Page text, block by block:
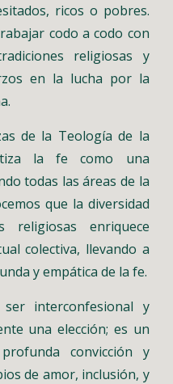
ricos o pobres.
codo a codo con
religiosas y
en la lucha por la
de la Teología de la
la fe como una
todas las áreas de la
que la diversidad
religiosas enriquece
colectiva, llevando a
y empática de la fe.
interconfesional y
una elección; es un
convicción y
de amor, inclusión, y